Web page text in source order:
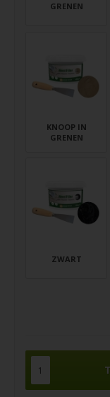
GRENEN
KNOOP IN
GRENEN
ZWART